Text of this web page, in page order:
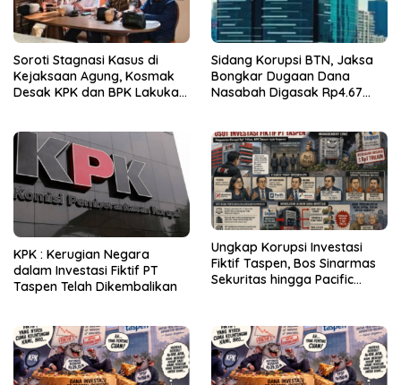
Soroti Stagnasi Kasus di
Kejaksaan Agung, Kosmak
Desak KPK dan BPK Lakukan
Sidang Korupsi BTN, Jaksa
Bongkar Dugaan Dana
Nasabah Digasak Rp4.67
KPK : Kerugian Negara
dalam Investasi Fiktif PT
Taspen Telah Dikembalikan
Ungkap Korupsi Investasi
Fiktif Taspen, Bos Sinarmas
Sekuritas hingga Pacific